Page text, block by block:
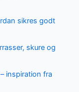
sikres godt
skure og
inspiration fra